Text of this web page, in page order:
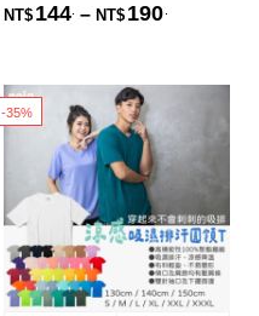
NT$ 144 – NT$ 190
-35%